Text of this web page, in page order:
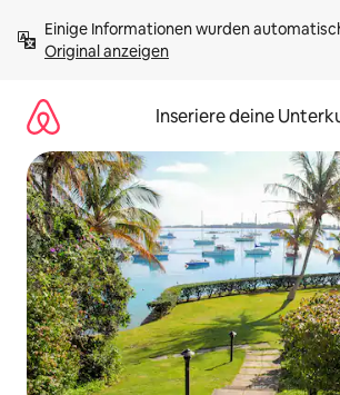
Inhalten
springenOriginal anzeigen
Inseriere deine